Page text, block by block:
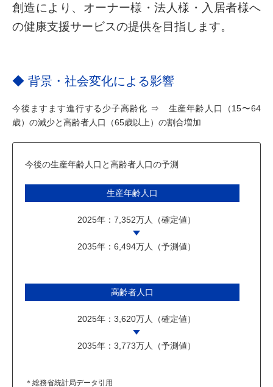
創造により、オーナー様・法人様・入居者様へ
の健康支援サービスの提供を目指します。
◆ 背景・社会変化による影響
今後ますます進行する少子高齢化 ⇒ 生産年齢人口（15〜64
歳）の減少と高齢者人口（65歳以上）の割合増加
今後の生産年齢人口と高齢者人口の予測
生産年齢人口
2025年：7,352万人（確定値）
2035年：6,494万人（予測値）
高齢者人口
2025年：3,620万人（確定値）
2035年：3,773万人（予測値）
＊総務省統計局データ引用